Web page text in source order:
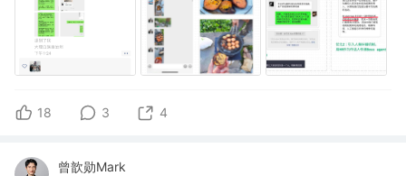
18 3 4
曾歆勋Mark